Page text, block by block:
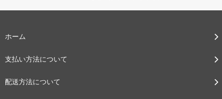
ホーム
支払い方法について
配送方法について